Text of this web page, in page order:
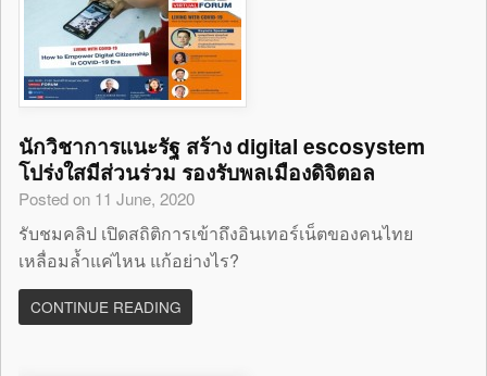
นักวิชาการแนะรัฐ สร้าง digital escosystem
โปร่งใสมีส่วนร่วม รองรับพลเมืองดิจิตอล
Posted on 11 June, 2020
รับชมคลิป เปิดสถิติการเข้าถึงอินเทอร์เน็ตของคนไทย
เหลื่อมล้ำแค่ไหน แก้อย่างไร?
CONTINUE READING